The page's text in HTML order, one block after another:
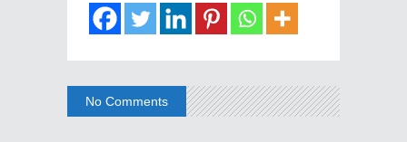
No Comments